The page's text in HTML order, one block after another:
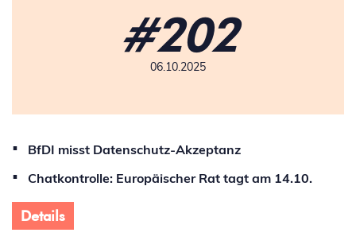
#202
06.10.2025
BfDI misst Datenschutz-Akzeptanz
Chatkontrolle: Europäischer Rat tagt am 14.10.
Details